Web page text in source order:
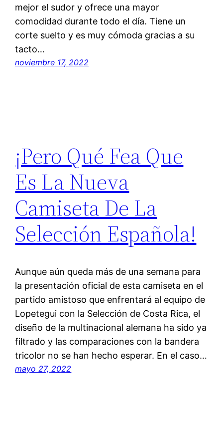
mejor el sudor y ofrece una mayor
comodidad durante todo el día. Tiene un
corte suelto y es muy cómoda gracias a su
tacto…
noviembre 17, 2022
¡Pero Qué Fea Que
Es La Nueva
Camiseta De La
Selección Española!
Aunque aún queda más de una semana para
la presentación oficial de esta camiseta en el
partido amistoso que enfrentará al equipo de
Lopetegui con la Selección de Costa Rica, el
diseño de la multinacional alemana ha sido ya
filtrado y las comparaciones con la bandera
tricolor no se han hecho esperar. En el caso…
mayo 27, 2022